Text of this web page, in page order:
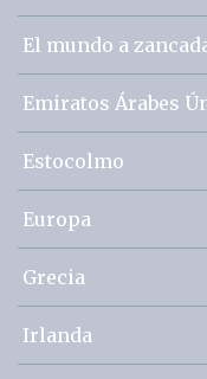
El mundo a
Emiratos Árabes
Estocolmo
Europa
Grecia
Irlanda